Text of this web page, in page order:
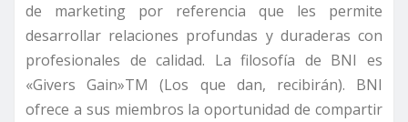
de marketing por referencia que les permite
desarrollar relaciones profundas y duraderas con
profesionales de calidad. La filosofía de BNI es
«Givers Gain»TM (Los que dan, recibirán). BNI
ofrece a sus miembros la oportunidad de compartir